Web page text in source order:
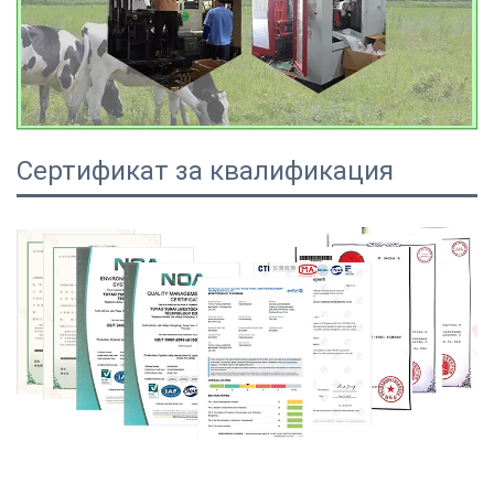
Сертификат за квалификация